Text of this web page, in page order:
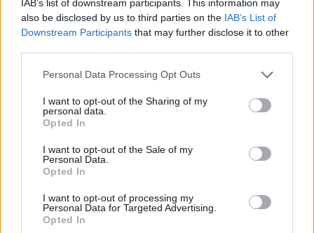
IAB’s list of downstream participants. This information may
also be disclosed by us to third parties on the IAB’s List of
Downstream Participants that may further disclose it to other
Personal Data Processing Opt Outs
I want to opt-out of the Sharing of my
personal data.
Opted In
I want to opt-out of the Sale of my
Personal Data.
Opted In
I want to opt-out of processing my
Personal Data for Targeted Advertising.
Opted In
Ακολουθήστε το OLAFAQ
στο Google News
Newsroom
Ετικέτες :Αθλητισμός
Ελένη Πόλακ,Κατερίνα Στεφανίδη,Ολυμπιακοί Αγώνες 2024.